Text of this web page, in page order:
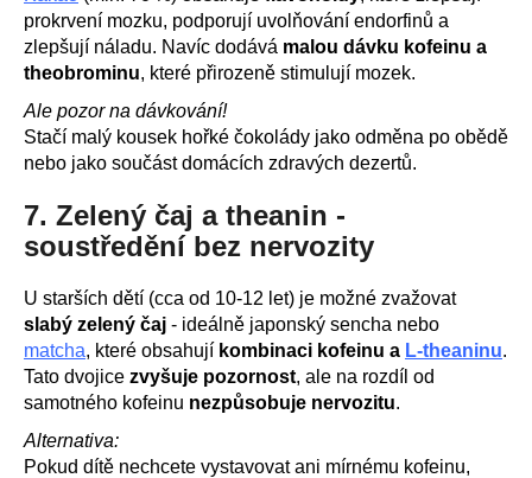
prokrvení mozku, podporují uvolňování endorfinů a
zlepšují náladu. Navíc dodává malou dávku kofeinu a
theobrominu, které přirozeně stimulují mozek.
Ale pozor na dávkování!
Stačí malý kousek hořké čokolády jako odměna po obědě
nebo jako součást domácích zdravých dezertů.
7. Zelený čaj a theanin -
soustředění bez nervozity
U starších dětí (cca od 10-12 let) je možné zvažovat
slabý zelený čaj - ideálně japonský sencha nebo
matcha, které obsahují kombinaci kofeinu a L-theaninu.
Tato dvojice zvyšuje pozornost, ale na rozdíl od
samotného kofeinu nezpůsobuje nervozitu.
Alternativa:
Pokud dítě nechcete vystavovat ani mírnému kofeinu,